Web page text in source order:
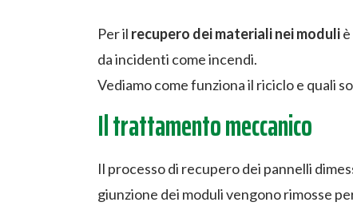
Per il recupero dei materiali nei moduli
da incidenti come incendi.
Vediamo come funziona il riciclo e quali
Il trattamento meccanico
Il processo di recupero dei pannelli
giunzione dei moduli vengono rimosse